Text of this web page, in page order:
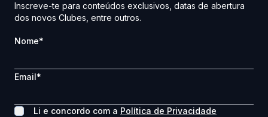
Inscreve-te para conteúdos exclusivos, datas de abertura
dos novos Clubes, entre outros.
Nome*
Email*
Li e concordo com a Política de Privacidade